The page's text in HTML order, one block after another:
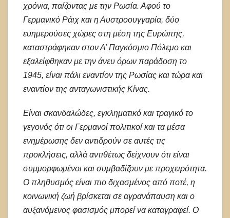
χρόνια, παίζοντας με την Ρωσία. Αφού το
Γερμανικό Ράιχ και η Αυστροουγγαρία, δύο
ευημερούσες χώρες στη μέση της Ευρώπης,
καταστράφηκαν στον Α’ Παγκόσμιο Πόλεμο και
εξαλείφθηκαν με την άνευ όρων παράδοση το
1945, είναι πάλι εναντίον της Ρωσίας και τώρα και
εναντίον της ανταγωνιστικής Κίνας.
Είναι σκανδαλώδες, εγκληματικό και τραγικό το
γεγονός ότι οι Γερμανοί πολιτικοί και τα μέσα
ενημέρωσης δεν αντιδρούν σε αυτές τις
προκλήσεις, αλλά αντιθέτως δείχνουν ότι είναι
συμμορφωμένοι και συμβαδίζουν με προχειρότητα.
Ο πληθυσμός είναι πιο διχασμένος από ποτέ, η
κοινωνική ζωή βρίσκεται σε αγρανάπαυση και ο
αυξανόμενος φασισμός μπορεί να καταγραφεί. Ο